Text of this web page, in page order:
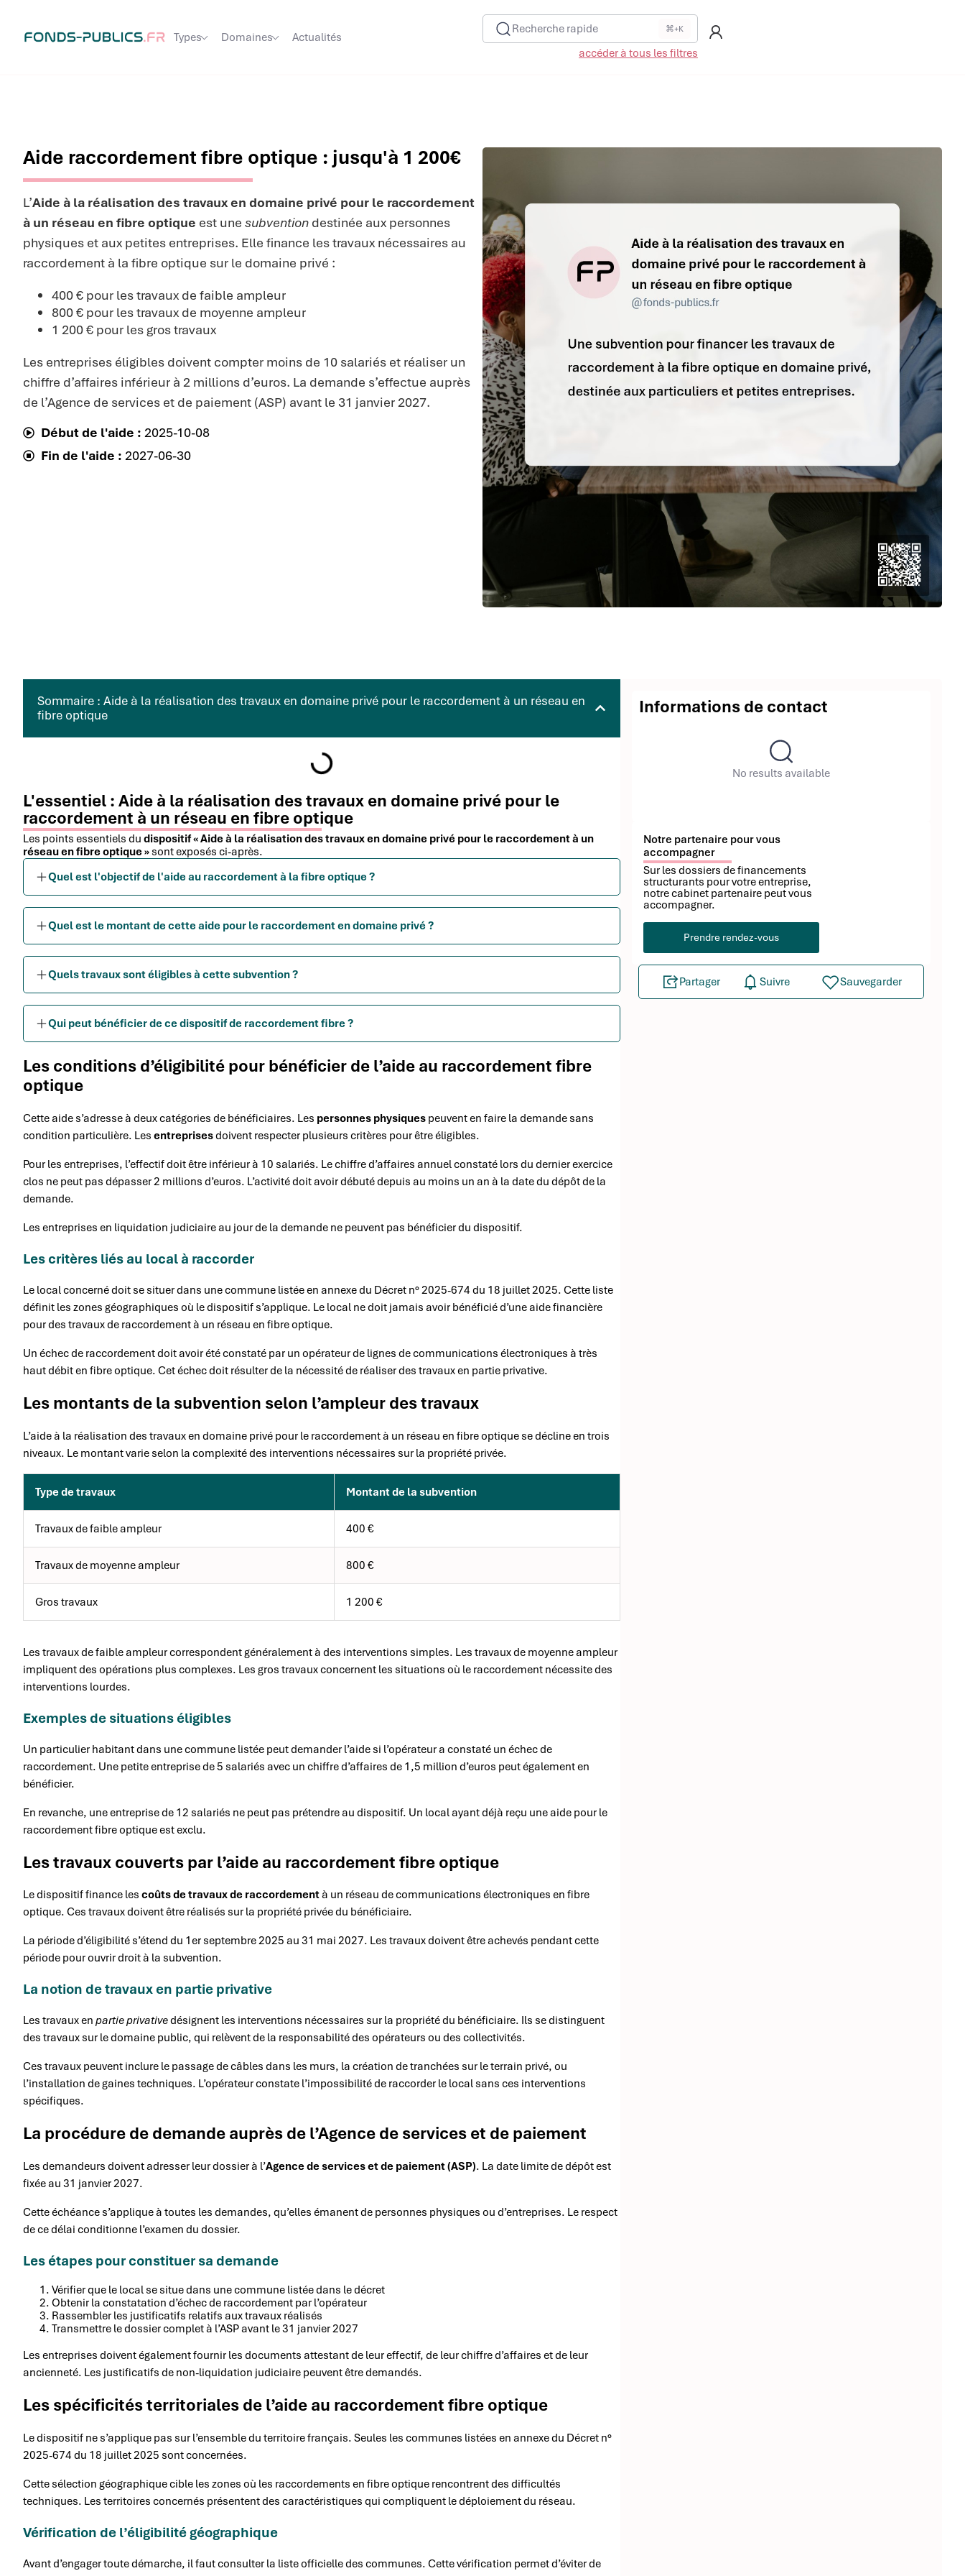
Types Domaines Actualités
Recherche rapide ⌘+K
accéder à tous les filtres
Aide raccordement fibre optique : jusqu'à 1 200€
L’Aide à la réalisation des travaux en domaine privé pour le raccordement
à un réseau en fibre optique est une subvention destinée aux personnes
physiques et aux petites entreprises. Elle finance les travaux nécessaires au
raccordement à la fibre optique sur le domaine privé :
400 € pour les travaux de faible ampleur
800 € pour les travaux de moyenne ampleur
1 200 € pour les gros travaux
Les entreprises éligibles doivent compter moins de 10 salariés et réaliser un
chiffre d’affaires inférieur à 2 millions d’euros. La demande s’effectue auprès
de l’Agence de services et de paiement (ASP) avant le 31 janvier 2027.
Début de l'aide : 2025-10-08
Fin de l'aide : 2027-06-30
Sommaire : Aide à la réalisation des travaux en domaine privé pour le raccordement à un réseau en
fibre optique
L'essentiel : Aide à la réalisation des travaux en domaine privé pour le
raccordement à un réseau en fibre optique
Les points essentiels du dispositif « Aide à la réalisation des travaux en domaine privé pour le raccordement à un
réseau en fibre optique » sont exposés ci-après.
Quel est l'objectif de l'aide au raccordement à la fibre optique ?
Quel est le montant de cette aide pour le raccordement en domaine privé ?
Quels travaux sont éligibles à cette subvention ?
Qui peut bénéficier de ce dispositif de raccordement fibre ?
Les conditions d’éligibilité pour bénéficier de l’aide au raccordement fibre
optique
Cette aide s’adresse à deux catégories de bénéficiaires. Les personnes physiques peuvent en faire la demande sans
condition particulière. Les entreprisesdoivent respecter plusieurs critères pour être éligibles.
Pour les entreprises, l’effectif doit être inférieur à 10 salariés. Le chiffre d’affaires annuel constaté lors du dernier exercice
clos ne peut pas dépasser 2 millions d’euros. L’activité doit avoir débuté depuis au moins un an à la date du dépôt de la
demande.
Les entreprises en liquidation judiciaire au jour de la demande ne peuvent pas bénéficier du dispositif.
Les critères liés au local à raccorder
Le local concerné doit se situer dans une commune listée en annexe du Décret n° 2025-674 du 18 juillet 2025. Cette liste
définit les zones géographiques où le dispositif s’applique. Le local ne doit jamais avoir bénéficié d’une aide financière
pour des travaux de raccordement à un réseau en fibre optique.
Un échec de raccordement doit avoir été constaté par un opérateur de lignes de communications électroniques à très
haut débit en fibre optique. Cet échec doit résulter de la nécessité de réaliser des travaux en partie privative.
Les montants de la subvention selon l’ampleur des travaux
L’aide à la réalisation des travaux en domaine privé pour le raccordement à un réseau en fibre optique se décline en trois
niveaux. Le montant varie selon la complexité des interventions nécessaires sur la propriété privée.
Type de travaux Montant de la subvention
Travaux de faible ampleur 400 €
Travaux de moyenne ampleur 800 €
Gros travaux 1 200 €
Les travaux de faible ampleur correspondent généralement à des interventions simples. Les travaux de moyenne ampleur
impliquent des opérations plus complexes. Les gros travaux concernent les situations où le raccordement nécessite des
interventions lourdes.
Exemples de situations éligibles
Un particulier habitant dans une commune listée peut demander l’aide si l’opérateur a constaté un échec de
raccordement. Une petite entreprise de 5 salariés avec un chiffre d’affaires de 1,5 million d’euros peut également en
bénéficier.
En revanche, une entreprise de 12 salariés ne peut pas prétendre au dispositif. Un local ayant déjà reçu une aide pour le
raccordement fibre optique est exclu.
Les travaux couverts par l’aide au raccordement fibre optique
Le dispositif finance les coûts de travaux de raccordementà un réseau de communications électroniques en fibre
optique. Ces travaux doivent être réalisés sur la propriété privée du bénéficiaire.
La période d’éligibilité s’étend du 1er septembre 2025 au 31 mai 2027. Les travaux doivent être achevés pendant cette
période pour ouvrir droit à la subvention.
La notion de travaux en partie privative
Les travaux en partie privativedésignent les interventions nécessaires sur la propriété du bénéficiaire. Ils se distinguent
des travaux sur le domaine public, qui relèvent de la responsabilité des opérateurs ou des collectivités.
Ces travaux peuvent inclure le passage de câbles dans les murs, la création de tranchées sur le terrain privé, ou
l’installation de gaines techniques. L’opérateur constate l’impossibilité de raccorder le local sans ces interventions
spécifiques.
La procédure de demande auprès de l’Agence de services et de paiement
Les demandeurs doivent adresser leur dossier à l’Agence de services et de paiement (ASP). La date limite de dépôt est
fixée au 31 janvier 2027.
Cette échéance s’applique à toutes les demandes, qu’elles émanent de personnes physiques ou d’entreprises. Le respect
de ce délai conditionne l’examen du dossier.
Les étapes pour constituer sa demande
Vérifier que le local se situe dans une commune listée dans le décret
Obtenir la constatation d’échec de raccordement par l’opérateur
Rassembler les justificatifs relatifs aux travaux réalisés
Transmettre le dossier complet à l’ASP avant le 31 janvier 2027
Les entreprises doivent également fournir les documents attestant de leur effectif, de leur chiffre d’affaires et de leur
ancienneté. Les justificatifs de non-liquidation judiciaire peuvent être demandés.
Les spécificités territoriales de l’aide au raccordement fibre optique
Le dispositif ne s’applique pas sur l’ensemble du territoire français. Seules les communes listées en annexe du Décret n°
2025-674 du 18 juillet 2025 sont concernées.
Cette sélection géographique cible les zones où les raccordements en fibre optique rencontrent des difficultés
techniques. Les territoires concernés présentent des caractéristiques qui compliquent le déploiement du réseau.
Vérification de l’éligibilité géographique
Avant d’engager toute démarche, il faut consulter la liste officielle des communes. Cette vérification permet d’éviter de
Informations de contact
No results available
Notre partenaire pour vous
accompagner
Sur les dossiers de financements
structurants pour votre entreprise,
notre cabinet partenaire peut vous
accompagner.
Prendre rendez-vous
Partager Suivre Sauvegarder